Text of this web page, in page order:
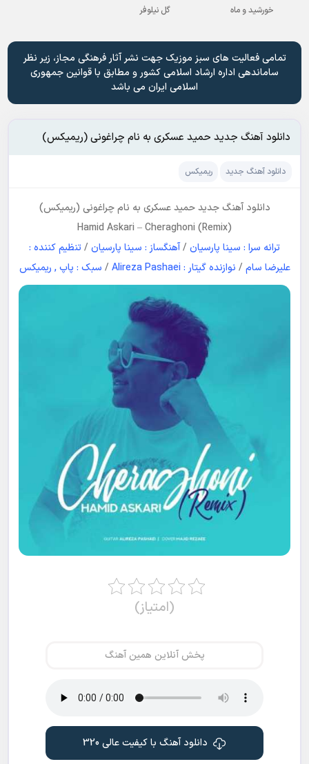
خورشید و ماه
گل نیلوفر
تمامی فعالیت های سبز موزیک جهت نشر آثار فرهنگی مجاز، زیر نظر
ساماندهی اداره ارشاد اسلامی کشور و مطابق با قوانین جمهوری
اسلامی ایران می باشد
دانلود آهنگ جدید حمید عسکری به نام چراغونی (ریمیکس)
دانلود آهنگ جدید ریمیکس
دانلود آهنگ جدیدحمید عسکری به نامچراغونی (ریمیکس)
Hamid Askari –Cheraghoni (Remix)
ترانه سرا : سینا پارسیان /آهنگساز : سینا پارسیان /تنظیم کننده :
علیرضا سام / نوازنده گیتار : Alireza Pashaei / سبک : پاپ , ریمیکس
(امتیاز)
پخش آنلاین همین آهنگ
دانلود آهنگ با کیفیت عالی 320